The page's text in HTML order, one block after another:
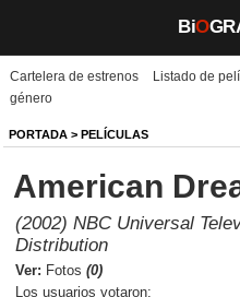
BiO
Biografías
Películas
TV
Música
Un día como hoy
Cartelera de estrenos Listado de
género
PORTADA > PELÍCULAS
American
(2002) NBC Universal
Distribution
Ver: Fotos (0)
Los usuarios votaron: